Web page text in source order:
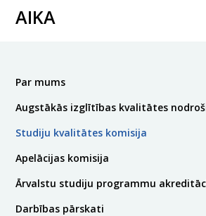
AIKA
Par mums
Augstākās izglītības kvalitātes
Studiju kvalitātes komisija
Apelācijas komisija
Ārvalstu studiju programmu
Darbības pārskati